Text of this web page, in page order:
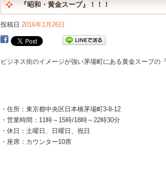
『昭和・黄金スープ』！！！
投稿日 2016年1月26日
ビジネス街のイメージが強い茅場町にある黄金スープの
・住所：東京都中央区日本橋茅場町3-8-12
・営業時間：11時～15時/18時～22時30分
・休日：土曜日、日曜日、祝日
・座席：カウンター10席